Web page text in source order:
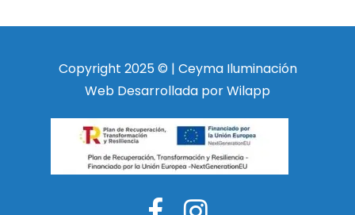
Copyright 2025 © | Ceyma Iluminación
Web Desarrollada por Wilapp